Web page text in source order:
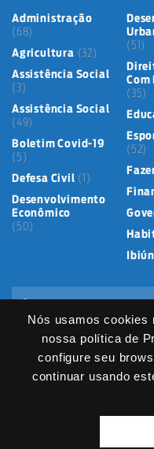
Nós usamos cookies
nossa política de
configure seu
continuar usando
Administração
(68)
Agricultura (32)
Assistência Social
(3)
Assistência Social
(49)
Boletim Covid-19
(5)
Defesa Civil (1)
Desenvolvimento
Econômico
(50)
(51)
Com
(35)
(52)
Mapa do Site Política